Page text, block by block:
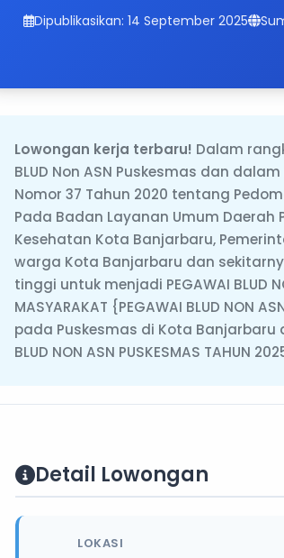
Dipublikasikan: 14 September 2025
Lowongan kerja terbaru! Dalam
BLUD Non ASN Puskesmas dan
Nomor 37 Tahun 2020 tentang
Pada Badan Layanan Umum
Kesehatan Kota Banjarbaru,
warga Kota Banjarbaru dan
tinggi untuk menjadi PEGAWAI BLUD
MASYARAKAT {PEGAWAI BLUD NON
pada Puskesmas di Kota Banjarbaru
BLUD NON ASN PUSKESMAS TAHUN
Detail Lowongan
LOKASI